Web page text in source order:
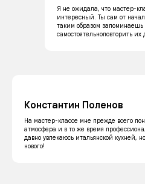
Я не ожидала, что мастер-
интересный. Ты сам от
таким образом
самостоятельноповторить
Константин Поленов
На мастер-классе мне прежде всего
атмосфера и в то же время
давно увлекаюсь итальянской кухней,
нового!